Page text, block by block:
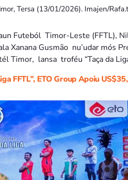
Tersa (13/01/2026). Imajen/
Futeból Timor-Leste (FFTL),
Xanana Gusmão nu’udar mós
Timor, lansa troféu “Taça da
FFTL”, ETO Group Apoiu